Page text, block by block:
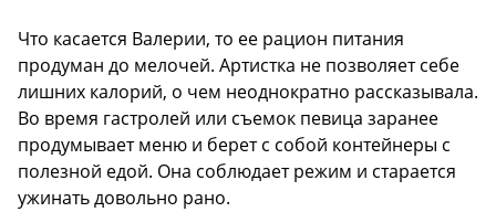
Что касается Валерии, то ее рацион питания
продуман до мелочей. Артистка не позволяет себе
лишних калорий, о чем неоднократно рассказывала.
Во время гастролей или съемок певица заранее
продумывает меню и берет с собой контейнеры с
полезной едой. Она соблюдает режим и старается
ужинать довольно рано.